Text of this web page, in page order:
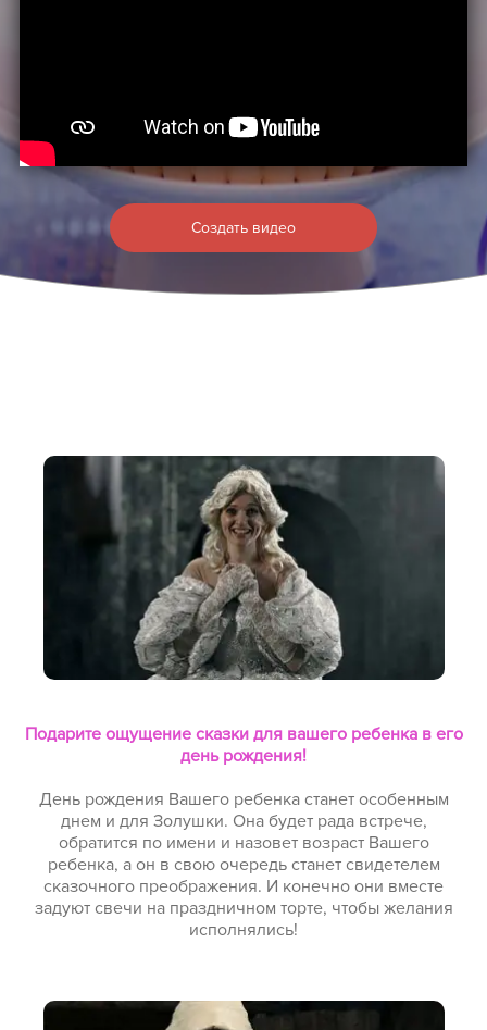
— Оплата
— Доставка
Сотрудничество
— Партнерская программа
Создать видео
Подарите ощущение сказки для вашего ребенка в его
день рождения!
День рождения Вашего ребенка станет особенным
днем и для Золушки. Она будет рада встрече,
обратится по имени и назовет возраст Вашего
ребенка, а он в свою очередь станет свидетелем
сказочного преображения. И конечно они вместе
задуют свечи на праздничном торте, чтобы желания
исполнялись!